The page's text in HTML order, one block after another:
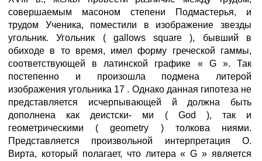
совершаемым масоном степени Подмастерья, и
трудом Ученика, поместили в изображение звезды
угольник. Угольник ( gallows square ), бывший в
обиходе в то время, имел форму греческой гаммы,
соответствующей в латинской графике « G ». Так
постепенно и произошла подмена литерой
изображения угольника 17 . Однако данная гипотеза не
представляется исчерпывающей й должна быть
дополнена как деистски- ми ( God ), так и
геометрическими ( geometry ) толкова ниями.
Представляется произвольной интерпретация О.
Вирта, который полагает, что литера « G » является